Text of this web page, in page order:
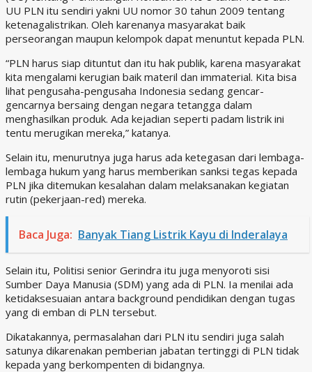
UU PLN itu sendiri yakni UU nomor 30 tahun 2009 tentang
ketenagalistrikan. Oleh karenanya masyarakat baik
perseorangan maupun kelompok dapat menuntut kepada PLN.
“PLN harus siap dituntut dan itu hak publik, karena masyarakat
kita mengalami kerugian baik materil dan immaterial. Kita bisa
lihat pengusaha-pengusaha Indonesia sedang gencar-
gencarnya bersaing dengan negara tetangga dalam
menghasilkan produk. Ada kejadian seperti padam listrik ini
tentu merugikan mereka,” katanya.
Selain itu, menurutnya juga harus ada ketegasan dari lembaga-
lembaga hukum yang harus memberikan sanksi tegas kepada
PLN jika ditemukan kesalahan dalam melaksanakan kegiatan
rutin (pekerjaan-red) mereka.
Baca Juga: Banyak Tiang Listrik Kayu di Inderalaya
Selain itu, Politisi senior Gerindra itu juga menyoroti sisi
Sumber Daya Manusia (SDM) yang ada di PLN. Ia menilai ada
ketidaksesuaian antara background pendidikan dengan tugas
yang di emban di PLN tersebut.
Dikatakannya, permasalahan dari PLN itu sendiri juga salah
satunya dikarenakan pemberian jabatan tertinggi di PLN tidak
kepada yang berkompenten di bidangnya.